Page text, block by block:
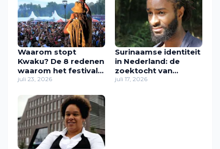
Waarom stopt
Kwaku? De 8 redenen
waarom het festival
in zijn huidige vorm
juli 23, 2026
Surinaamse identiteit
in Nederland: de
zoektocht van
Zawdie Sandvliet
juli 17, 2026